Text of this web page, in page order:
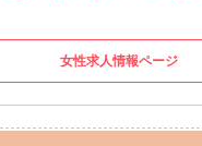
女性求人情報ページ